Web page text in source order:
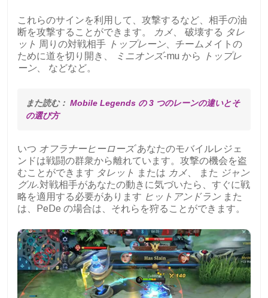
これらのサインを利用して、攻撃するなど、相手の油
断を攻撃することができます。
カメ 、 破壊する タレ
ット 周りの対戦相手 トップレーン 、チームメイトの
ために道を切り開き、
ミニオンズ-mu から
トップレ
ーン 、 などなど。
また読む： Mobile Legends の 3 つのレーンの違いとそ
の選び方
いつ オフラナーヒーローズあなたのモバイルレジェ
ンドは戦闘の群衆から離れています。攻撃の機会を盗
むことができます タレット または カメ 、 また ジャン
グル.対戦相手があなたの動きに気づいたら、すぐに戦
略を適用する必要があります ヒットアンドラン また
は、PeDe の場合は、それらを狩ることができます。